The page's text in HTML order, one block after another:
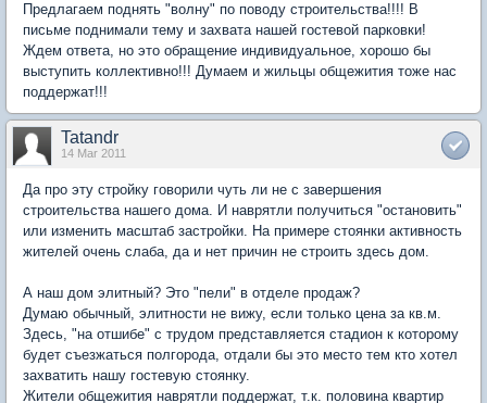
Предлагаем поднять "волну" по поводу строительства!!!! В
письме поднимали тему и захвата нашей гостевой парковки!
Ждем ответа, но это обращение индивидуальное, хорошо бы
выступить коллективно!!! Думаем и жильцы общежития тоже нас
поддержат!!!
Tatandr
14 Mar 2011
Да про эту стройку говорили чуть ли не с завершения
строительства нашего дома. И наврятли получиться "остановить"
или изменить масштаб застройки. На примере стоянки активность
жителей очень слаба, да и нет причин не строить здесь дом.
А наш дом элитный? Это "пели" в отделе продаж?
Думаю обычный, элитности не вижу, если только цена за кв.м.
Здесь, "на отшибе" с трудом представляется стадион к которому
будет съезжаться полгорода, отдали бы это место тем кто хотел
захватить нашу гостевую стоянку.
Жители общежития наврятли поддержат, т.к. половина квартир